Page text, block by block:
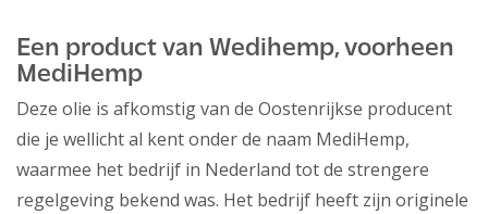
Een product van Wedihemp, voorheen
MediHemp
Deze olie is afkomstig van de Oostenrijkse producent
die je wellicht al kent onder de naam MediHemp,
waarmee het bedrijf in Nederland tot de strengere
regelgeving bekend was. Het bedrijf heeft zijn originele